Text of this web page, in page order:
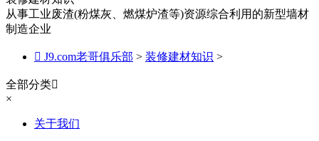
从事工业废渣(粉煤灰、燃煤炉渣等)资源综合利用的新型墙材
制造企业
 J9.com老哥俱乐部 > 装修建材知识 >
全部分类
×
关于我们